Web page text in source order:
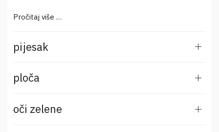
Pročitaj više …
pijesak
ploča
oči zelene